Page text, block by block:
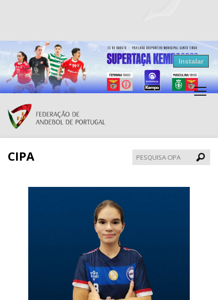
Resultados Andebol
Federação de Andebol de Portugal
Grátis - Disponivel na Play Store
Instalar
CIPA
CIPA